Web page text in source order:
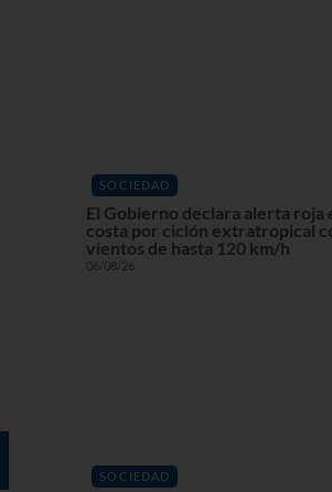
SOCIEDAD
El Gobierno declara alerta roja
costa por ciclón extratropical
vientos de hasta 120 km/h
06/08/26
SOCIEDAD